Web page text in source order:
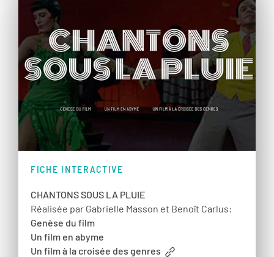
FICHE INTERACTIVE
CHANTONS SOUS LA PLUIE
Réalisée par Gabrielle Masson et Benoît Carlus:
Genèse du film
Un film en abyme
Un film à la croisée des genres